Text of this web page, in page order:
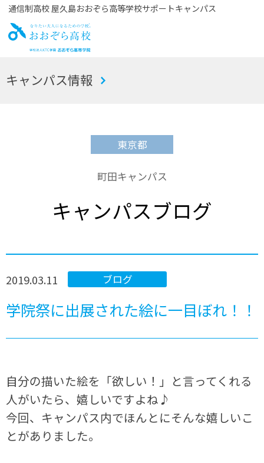
通信制高校 屋久島おおぞら高等学校サポートキャンパス
お
キャンパス情報
東京都
町田キャンパス
キャンパスブログ
ブログ
2019.03.11
学院祭に出展された絵に一目ぼれ！！
自分の描いた絵を「欲しい！」と言ってくれる
人がいたら、嬉しいですよね♪
今回、キャンパス内でほんとにそんな嬉しいこ
とがありました。